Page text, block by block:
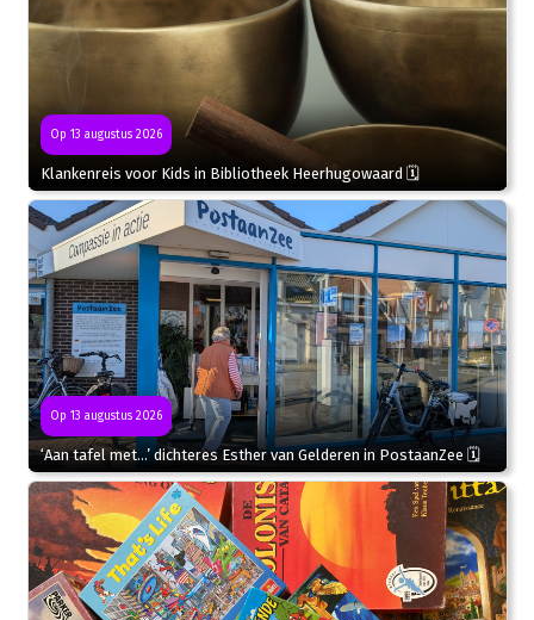
Op 13 augustus 2026
Klankenreis voor Kids in Bibliotheek Heerhugowaard 🗓
Op 13 augustus 2026
‘Aan tafel met…’ dichteres Esther van Gelderen in PostaanZee 🗓